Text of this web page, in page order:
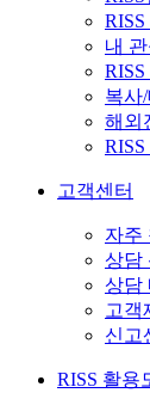
내
복사
해외
고객센터
자주
상담
상담
고객
신고
RISS 활용